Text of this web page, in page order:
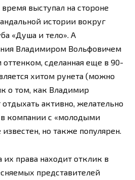
выступал на стороне
истории вокруг
«Душа и тело». А
Владимиром Вольфовичем
сделанная еще в 90-
хитом рунета (можно
о том, как Владимир
активно, желательно
компании с «молодыми
но также популярен.
их права находит отклик в
представителей